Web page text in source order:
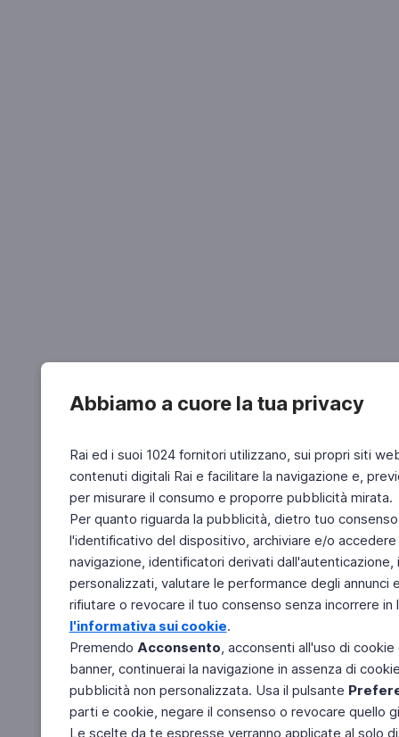
Abbiamo a cuore la tua privacy
Rai ed i suoi 1024 fornitori utilizzano, sui propri siti
contenuti digitali Rai e facilitare la navigazione e,
per misurare il consumo e proporre pubblicità mirata.
Per quanto riguarda la pubblicità, dietro tuo
l'identificativo del dispositivo, archiviare e/o
navigazione, identificatori derivati
personalizzati, valutare le performance degli
rifiutare o revocare il tuo consenso senza incorrere
l'informativa sui cookie.
Premendo Acconsento, acconsenti all'uso di
banner, continuerai la navigazione in assenza di
pubblicità non personalizzata. Usa il pulsante
parti e cookie, negare il consenso o revocare quello
Le scelte da te espresse verranno applicate al solo